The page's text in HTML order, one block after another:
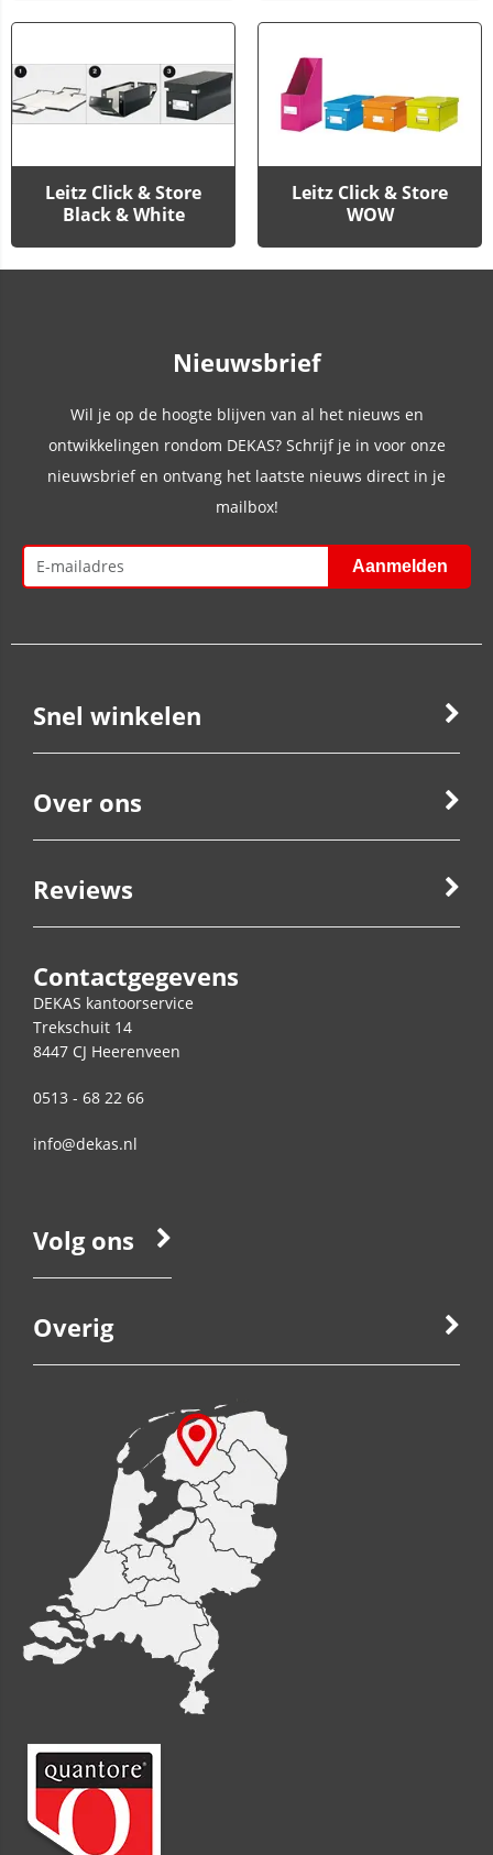
Leitz Click & Store
Black & White
Leitz Click & Store
WOW
Nieuwsbrief
Wil je op de hoogte blijven van al het nieuws en
ontwikkelingen rondom DEKAS? Schrijf je in voor onze
nieuwsbrief en ontvang het laatste nieuws direct in je
mailbox!
Snel winkelen
Over ons
Reviews
Contactgegevens
DEKAS kantoorservice
Trekschuit 14
8447 CJ Heerenveen
0513 - 68 22 66
info@dekas.nl
Volg ons
Overig